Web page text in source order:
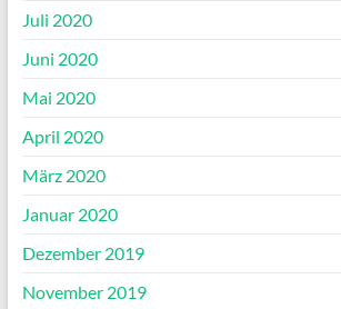
Juli 2020
Juni 2020
Mai 2020
April 2020
März 2020
Januar 2020
Dezember 2019
November 2019